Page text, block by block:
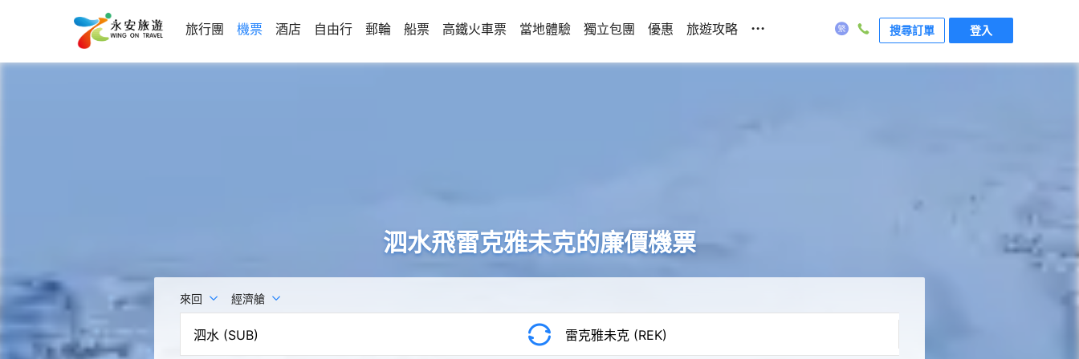
旅行團 機票 酒店 自由行 郵輪 船票 高鐵火車票 當地體驗 獨立包團 優惠 旅遊攻略 ... 搜尋訂單 登入
泗水飛雷克雅未克的廉價機票
來回 經濟艙